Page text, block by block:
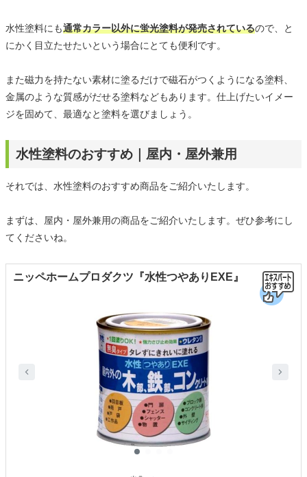
水性塗料にも通常カラー以外に蛍光塗料が発売されているので、と
にかく目立たせたいという場合にとても便利です。
また磁力を持たない素材に塗るだけで磁石がつくようになる塗料、
金属のような質感がだせる塗料などもあります。仕上げたいイメー
ジを固めて、最適なと塗料を選びましょう。
水性塗料のおすすめ｜屋内・屋外兼用
それでは、水性塗料のおすすめ商品をご紹介いたします。
まずは、屋内・屋外兼用の商品をご紹介いたします。ぜひ参考にし
てくださいね。
ニッペホームプロダクツ『水性つやありEXE』